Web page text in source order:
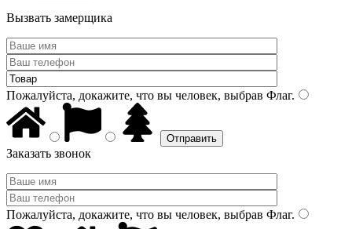
Вызвать замерщика
Пожалуйста, докажите, что вы человек, выбрав Флаг.
Заказать звонок
Пожалуйста, докажите, что вы человек, выбрав Флаг.